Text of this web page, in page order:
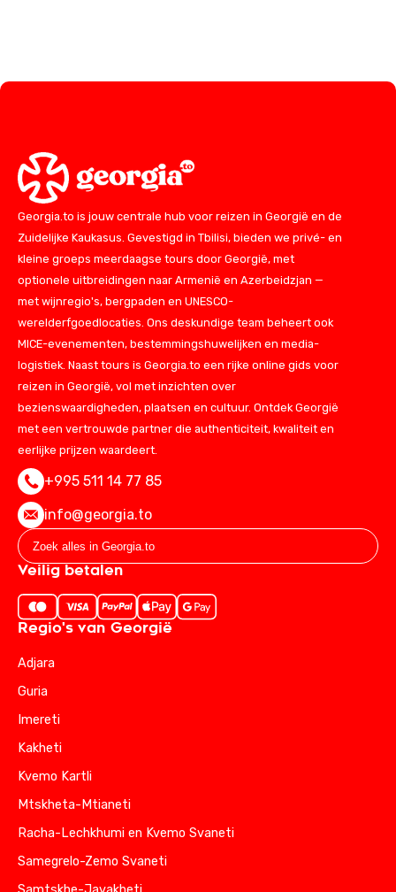
Georgia.to is jouw centrale hub voor reizen in Georgië en de
Zuidelijke Kaukasus. Gevestigd in Tbilisi, bieden we privé- en
kleine groeps meerdaagse tours door Georgië, met
optionele uitbreidingen naar Armenië en Azerbeidzjan —
met wijnregio's, bergpaden en UNESCO-
werelderfgoedlocaties. Ons deskundige team beheert ook
MICE-evenementen, bestemmingshuwelijken en media-
logistiek. Naast tours is Georgia.to een rijke online gids voor
reizen in Georgië, vol met inzichten over
bezienswaardigheden, plaatsen en cultuur. Ontdek Georgië
met een vertrouwde partner die authenticiteit, kwaliteit en
eerlijke prijzen waardeert.
+995 511 14 77 85
info@georgia.to
Veilig betalen
Regio's van Georgië
Adjara
Guria
Imereti
Kakheti
Kvemo Kartli
Mtskheta-Mtianeti
Racha-Lechkhumi en Kvemo Svaneti
Samegrelo-Zemo Svaneti